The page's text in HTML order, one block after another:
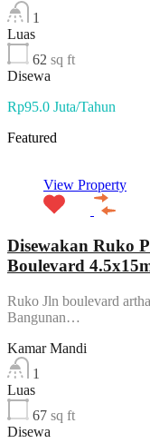
1
Luas
62 sq ft
Disewa
Rp95.0 Juta/Tahun
Featured
View Property
Disewakan Ruko
Boulevard
Ruko Jln boulevard
Bangunan…
Kamar Mandi
1
Luas
67 sq ft
Disewa